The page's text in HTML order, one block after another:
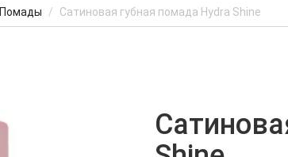
Помады Сатиновая губная помада Hydra Shine